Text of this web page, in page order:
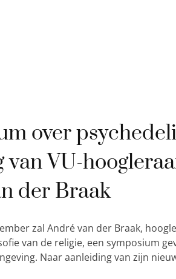
over
van VU-
der Braak
zal André van der Braak,
van de religie, een symposium
Naar aanleiding van zijn